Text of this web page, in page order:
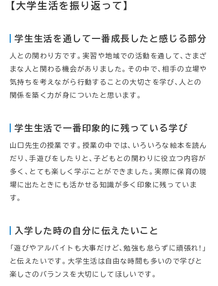
【大学生活を振り返って】
学生生活を通して一番成長したと感じる部分
人との関わり方です。実習や地域での活動を通して、さまざ
まな人と関わる機会がありました。その中で、相手の立場や
気持ちを考えながら行動することの大切さを学び、人との
関係を築く力が身についたと思います。
学生生活で一番印象的に残っている学び
山口先生の授業です。授業の中では、いろいろな絵本を読ん
だり、手遊びをしたりと、子どもとの関わりに役立つ内容が
多く、とても楽しく学ぶことができました。実際に保育の現
場に出たときにも活かせる知識が多く印象に残っていま
す。
入学した時の自分に伝えたいこと
「遊びやアルバイトも大事だけど、勉強も怠らずに頑張れ！」
と伝えたいです。大学生活は自由な時間も多いので学びと
楽しさのバランスを大切にしてほしいです。